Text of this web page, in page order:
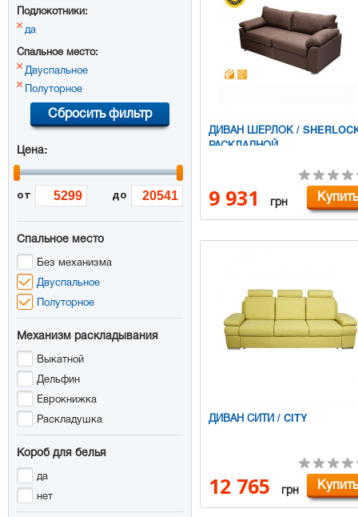
Подлокотники:
да
Спальное место:
Двуспальное
Полуторное
Сбросить фильтр
Цена:
от до
Спальное место
Без механизма
Двуспальное
Полуторное
Механизм раскладывания
Выкатной
Дельфин
Еврокнижка
Раскладушка
Короб для белья
да
нет
ДИВАН ШЕРЛОК /
РАСКЛАДНОЙ
9 931 грн Купить
ДИВАН СИТИ / CITY
12 765 грн Купить